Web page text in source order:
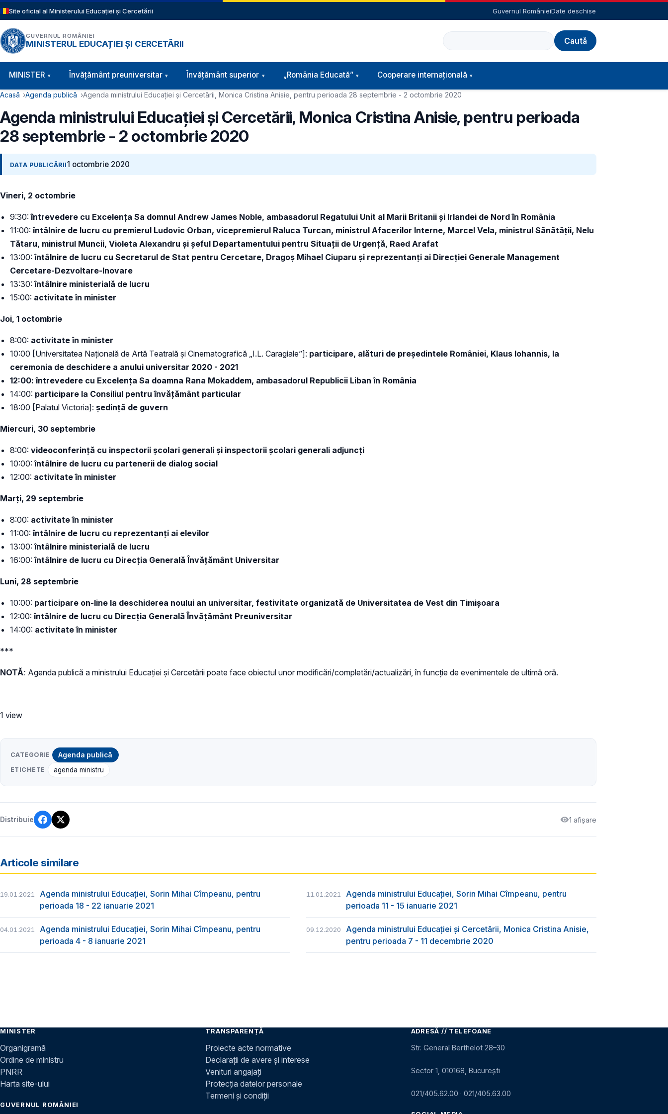
Sari la conținutul principal
Site oficial al Ministerului Educației și Cercetării Guvernul RomânieiDate deschise
GUVERNUL ROMÂNIEI
MINISTERUL EDUCAȚIEI ȘI CERCETĂRII
Caută
Navigație principală
MINISTER Învăţământ preuniversitar Învățământ superior „România Educată” Cooperare internațională
Cale de navigare
Acasă Agenda publică Agenda ministrului Educației și Cercetării, Monica Cristina Anisie, pentru perioada 28 septembrie - 2 octombrie 2020
Agenda ministrului Educației și Cercetării, Monica Cristina Anisie, pentru perioada
28 septembrie - 2 octombrie 2020
DATA PUBLICĂRII1 octombrie 2020
Vineri, 2 octombrie
9:30:întrevedere cu Excelența Sa domnul Andrew James Noble, ambasadorul Regatului Unit al Marii Britanii și Irlandei de Nord în România
​11:00:întâlnire de lucru cu premierul Ludovic Orban, vicepremierul Raluca Turcan, ministrul Afacerilor Interne, Marcel Vela, ministrul Sănătății, Nelu
Tătaru, ministrul Muncii, Violeta Alexandru și șeful Departamentului pentru Situații de Urgență, Raed Arafat
13:00:întâlnire de lucru cu Secretarul de Stat pentru Cercetare, Dragoș Mihael Ciuparu și reprezentanți ai Direcției Generale Management
Cercetare-Dezvoltare-Inovare
13:30:întâlnire ministerială de lucru
15:00: activitate în minister
Joi, 1 octombrie
8:00: activitate în minister
10:00 [Universitatea Națională de Artă Teatrală şi Cinematografică „I.L. Caragiale”]: participare, alături de președintele României, Klaus Iohannis, la
ceremonia de deschidere a anului universitar 2020 - 2021
12:00: întrevedere cu Excelența Sa doamna Rana Mokaddem, ambasadorul Republicii Liban în România
14:00: participare la Consiliul pentru învățământ particular
18:00 [Palatul Victoria]: ședință de guvern
Miercuri, 30 septembrie
8:00: videoconferință cu inspectorii școlari generali și inspectorii școlari generali adjuncți
10:00:întâlnire de lucru cu partenerii de dialog social
12:00: activitate în minister
Marți, 29 septembrie
8:00: activitate în minister
11:00: întâlnire de lucru cu reprezentanți ai elevilor
13:00: întâlnire ministerială de lucru
16:00: întâlnire de lucru cu Direcția Generală Învățământ Universitar
Luni, 28 septembrie
10:00: participare on-line la deschiderea noului an universitar, festivitate organizată de Universitatea de Vest din Timișoara
12:00:întâlnire de lucru cu Direcția Generală Învățământ Preuniversitar
14:00: activitate în minister
***
NOTĂ: Agenda publică a ministrului Educației și Cercetării poate face obiectul unor modificări/completări/actualizări, în funcție de evenimentele de ultimă oră.
1 view
CATEGORIE Agenda publică
ETICHETE agenda ministru
Distribuie 1 afișare
Articole similare
19.01.2021
Agenda ministrului Educației, Sorin Mihai Cîmpeanu, pentru
perioada 18 - 22 ianuarie 2021
11.01.2021
Agenda ministrului Educației, Sorin Mihai Cîmpeanu, pentru
perioada 11 - 15 ianuarie 2021
04.01.2021
Agenda ministrului Educației, Sorin Mihai Cîmpeanu, pentru
perioada 4 - 8 ianuarie 2021
09.12.2020
Agenda ministrului Educației și Cercetării, Monica Cristina Anisie,
pentru perioada 7 - 11 decembrie 2020
MINISTER
Organigramă
Ordine de ministru
PNRR
Harta site-ului
GUVERNUL ROMÂNIEI
TRANSPARENȚĂ
Proiecte acte normative
Declarații de avere și interese
Venituri angajați
Protecția datelor personale
Termeni și condiții
ADRESĂ // TELEFOANE
Str. General Berthelot 28–30
Sector 1, 010168, București
021/405.62.00 · 021/405.63.00